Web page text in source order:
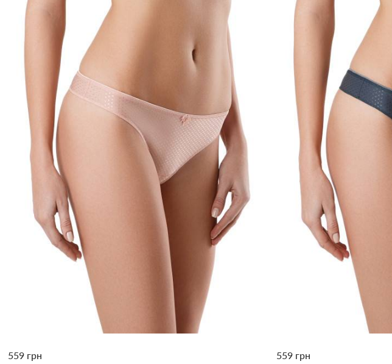
559 грн 559 грн